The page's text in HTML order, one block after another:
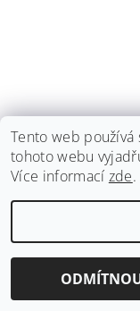
SUBSTRÁT
199 Kč
4,98 Kč / 1 l
Tento web
tohoto webu
Více informací zde.